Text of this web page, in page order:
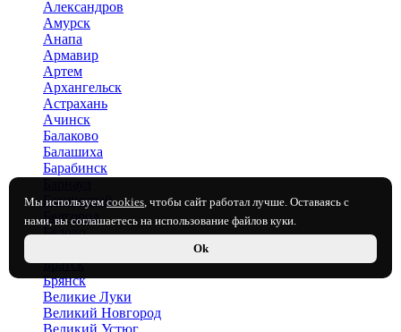
Мы используем cookies, чтобы сайт работал лучше. Оставаясь с
нами, вы соглашаетесь на использование файлов куки.
Ok
Александров
Амурск
Анапа
Армавир
Артем
Архангельск
Астрахань
Ачинск
Балаково
Балашиха
Барабинск
Бахчисарай
Белгород
Белово
Братск
Брянск
Великие Луки
Великий Новгород